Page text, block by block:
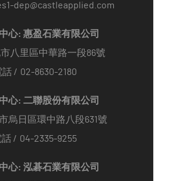
dep@castleapplied.com
心: 惠盈石業有限公司
八里區中華路一段86號
話 / 02-8630-2180
心: 二聯股份有限公司
烏日區環中路八段631號
話 / 04-2335-9255
心: 泓碁石業有限公司